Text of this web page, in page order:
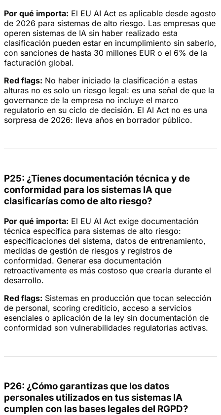
Por qué importa: El EU AI Act es aplicable desde agosto
de 2026 para sistemas de alto riesgo. Las empresas que
operen sistemas de IA sin haber realizado esta
clasificación pueden estar en incumplimiento sin saberlo,
con sanciones de hasta 30 millones EUR o el 6% de la
facturación global.
Red flags: No haber iniciado la clasificación a estas
alturas no es solo un riesgo legal: es una señal de que la
governance de la empresa no incluye el marco
regulatorio en su ciclo de decisión. El AI Act no es una
sorpresa de 2026: lleva años en borrador público.
P25: ¿Tienes documentación técnica y de
conformidad para los sistemas IA que
clasificarías como de alto riesgo?
Por qué importa: El EU AI Act exige documentación
técnica específica para sistemas de alto riesgo:
especificaciones del sistema, datos de entrenamiento,
medidas de gestión de riesgos y registros de
conformidad. Generar esa documentación
retroactivamente es más costoso que crearla durante el
desarrollo.
Red flags: Sistemas en producción que tocan selección
de personal, scoring crediticio, acceso a servicios
esenciales o aplicación de la ley sin documentación de
conformidad son vulnerabilidades regulatorias activas.
P26: ¿Cómo garantizas que los datos
personales utilizados en tus sistemas IA
cumplen con las bases legales del RGPD?